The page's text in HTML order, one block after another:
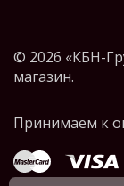
© 2026 «КБН-
магазин.